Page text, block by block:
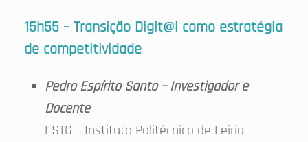
15h55 – Transição Digit@l como estratégia
de competitividade
Pedro Espírito Santo – Investigador e
Docente
ESTG – Instituto Politécnico de Leiria